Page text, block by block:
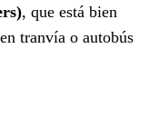
, que está bien
tranvía o autobús